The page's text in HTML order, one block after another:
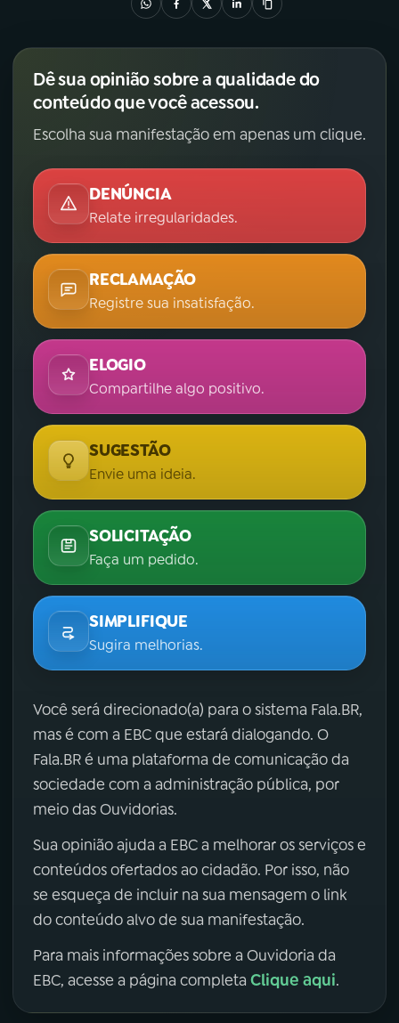
Dê sua opinião sobre a qualidade do
conteúdo que você acessou.
Escolha sua manifestação em apenas um clique.
DENÚNCIA
Relate irregularidades.
RECLAMAÇÃO
Registre sua insatisfação.
ELOGIO
Compartilhe algo positivo.
SUGESTÃO
Envie uma ideia.
SOLICITAÇÃO
Faça um pedido.
SIMPLIFIQUE
Sugira melhorias.
Você será direcionado(a) para o sistema Fala.BR,
mas é com a EBC que estará dialogando. O
Fala.BR é uma plataforma de comunicação da
sociedade com a administração pública, por
meio das Ouvidorias.
Sua opinião ajuda a EBC a melhorar os serviços e
conteúdos ofertados ao cidadão. Por isso, não
se esqueça de incluir na sua mensagem o link
do conteúdo alvo de sua manifestação.
Para mais informações sobre a Ouvidoria da
EBC, acesse a página completa Clique aqui.